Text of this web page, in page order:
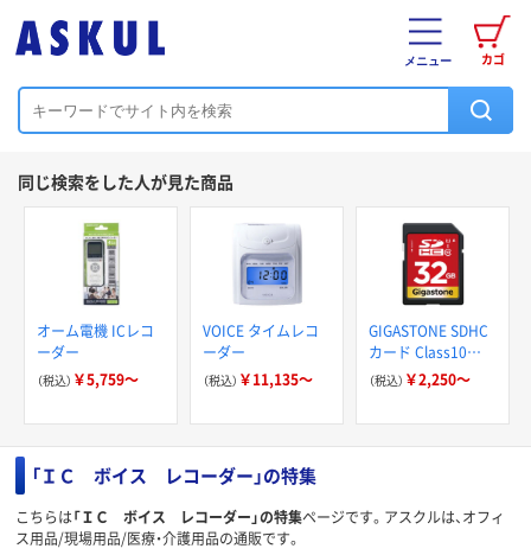
カゴ
メニュー
同じ検索をした人が見た商品
オーム電機 ICレコ
ーダー
（税込） ￥5,759～
VOICE タイムレコ
ーダー
（税込） ￥11,135～
GIGASTONE SDHC
カード Class10
UHS-I U1 GJSXR
（税込） ￥2,250～
「ＩＣ ボイス レコーダー」の特集
こちらは「ＩＣ ボイス レコーダー」の特集ページです。アスクルは、オフィ
ス用品/現場用品/医療・介護用品の通販です。